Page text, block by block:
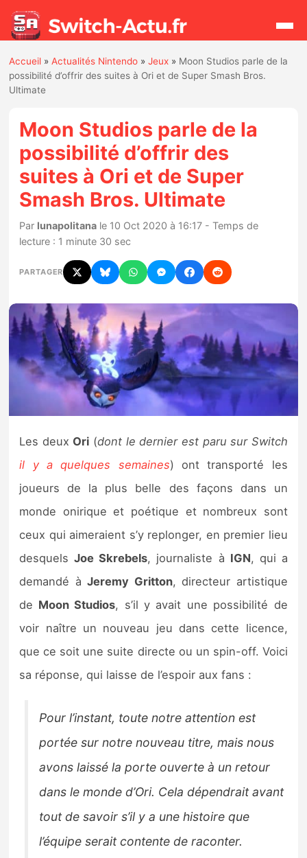
Rechercher
Actualités
Jeux
Hardware
Mises à jour
Chiffres de ventes
Rumeurs
Nintendo Direct
Tests et previews
Tests de jeux
Tests d’accessoires
Previews
Précommandes
Précommandes jeux Switch 2
Sorties de jeux
Bons plans
Guides
Accueil »Actualités Nintendo »Jeux » Moon Studios parle de la
possibilité d’offrir des suites à Ori et de Super Smash Bros.
Ultimate
Moon Studios parle de la
possibilité d’offrir des
suites à Ori et de Super
Smash Bros. Ultimate
Par lunapolitana le 10 Oct 2020 à 16:17 - Temps de
lecture : 1 minute 30 sec
PARTAGER
Les deux Ori (dont le dernier est paru sur Switch
il y a quelques semaines) ont transporté les
joueurs de la plus belle des façons dans un
monde onirique et poétique et nombreux sont
ceux qui aimeraient s’y replonger, en premier lieu
desquelsJoe Skrebels, journaliste à IGN, qui a
demandé àJeremy Gritton, directeur artistique
de Moon Studios, s’il y avait une possibilité de
voir naître un nouveau jeu dans cette licence,
que ce soit une suite directe ou un spin-off. Voici
sa réponse, qui laisse de l’espoir aux fans :
Pour l’instant, toute notre attention est
portée sur notre nouveau titre, mais nous
avons laissé la porte ouverte à un retour
dans le monde d’Ori. Cela dépendrait avant
tout de savoir s’il y a une histoire que
l’équipe serait contente de raconter.